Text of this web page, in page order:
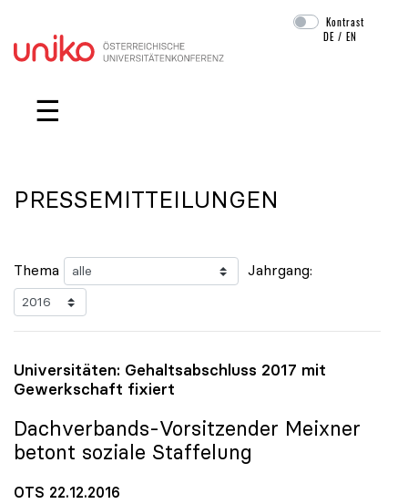
Navigation überspringen
Kontrast
DE /EN
☰
PRESSEMITTEILUNGEN
Thema Jahrgang:
Universitäten: Gehaltsabschluss 2017 mit
Gewerkschaft fixiert
Dachverbands-Vorsitzender Meixner
betont soziale Staffelung
OTS 22.12.2016